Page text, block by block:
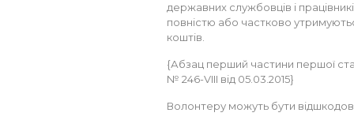
державних службовців і
повністю або частково
коштів.
{Абзац перший частини першої
№ 246-VIII від 05.03.2015}
Волонтеру можуть бути